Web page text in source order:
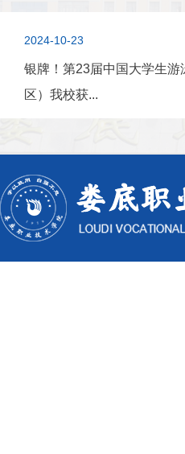
2024-10-23
银牌！第23届中国大学生游
区）我校获...